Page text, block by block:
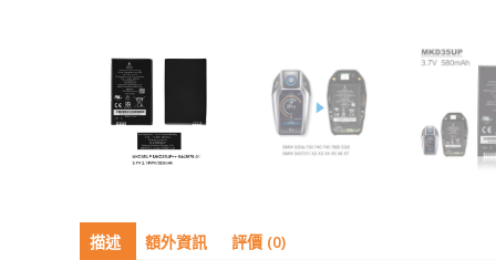
描述 額外資訊 評價 (0)